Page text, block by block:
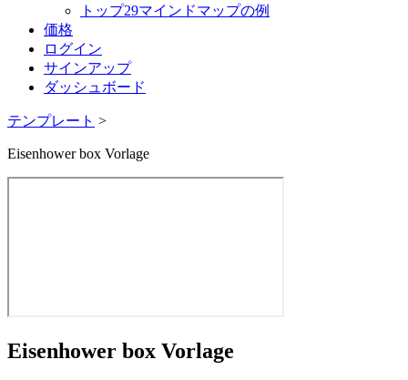
トップ29マインドマップの例
価格
ログイン
サインアップ
ダッシュボード
テンプレート >
Eisenhower box Vorlage
Eisenhower box Vorlage